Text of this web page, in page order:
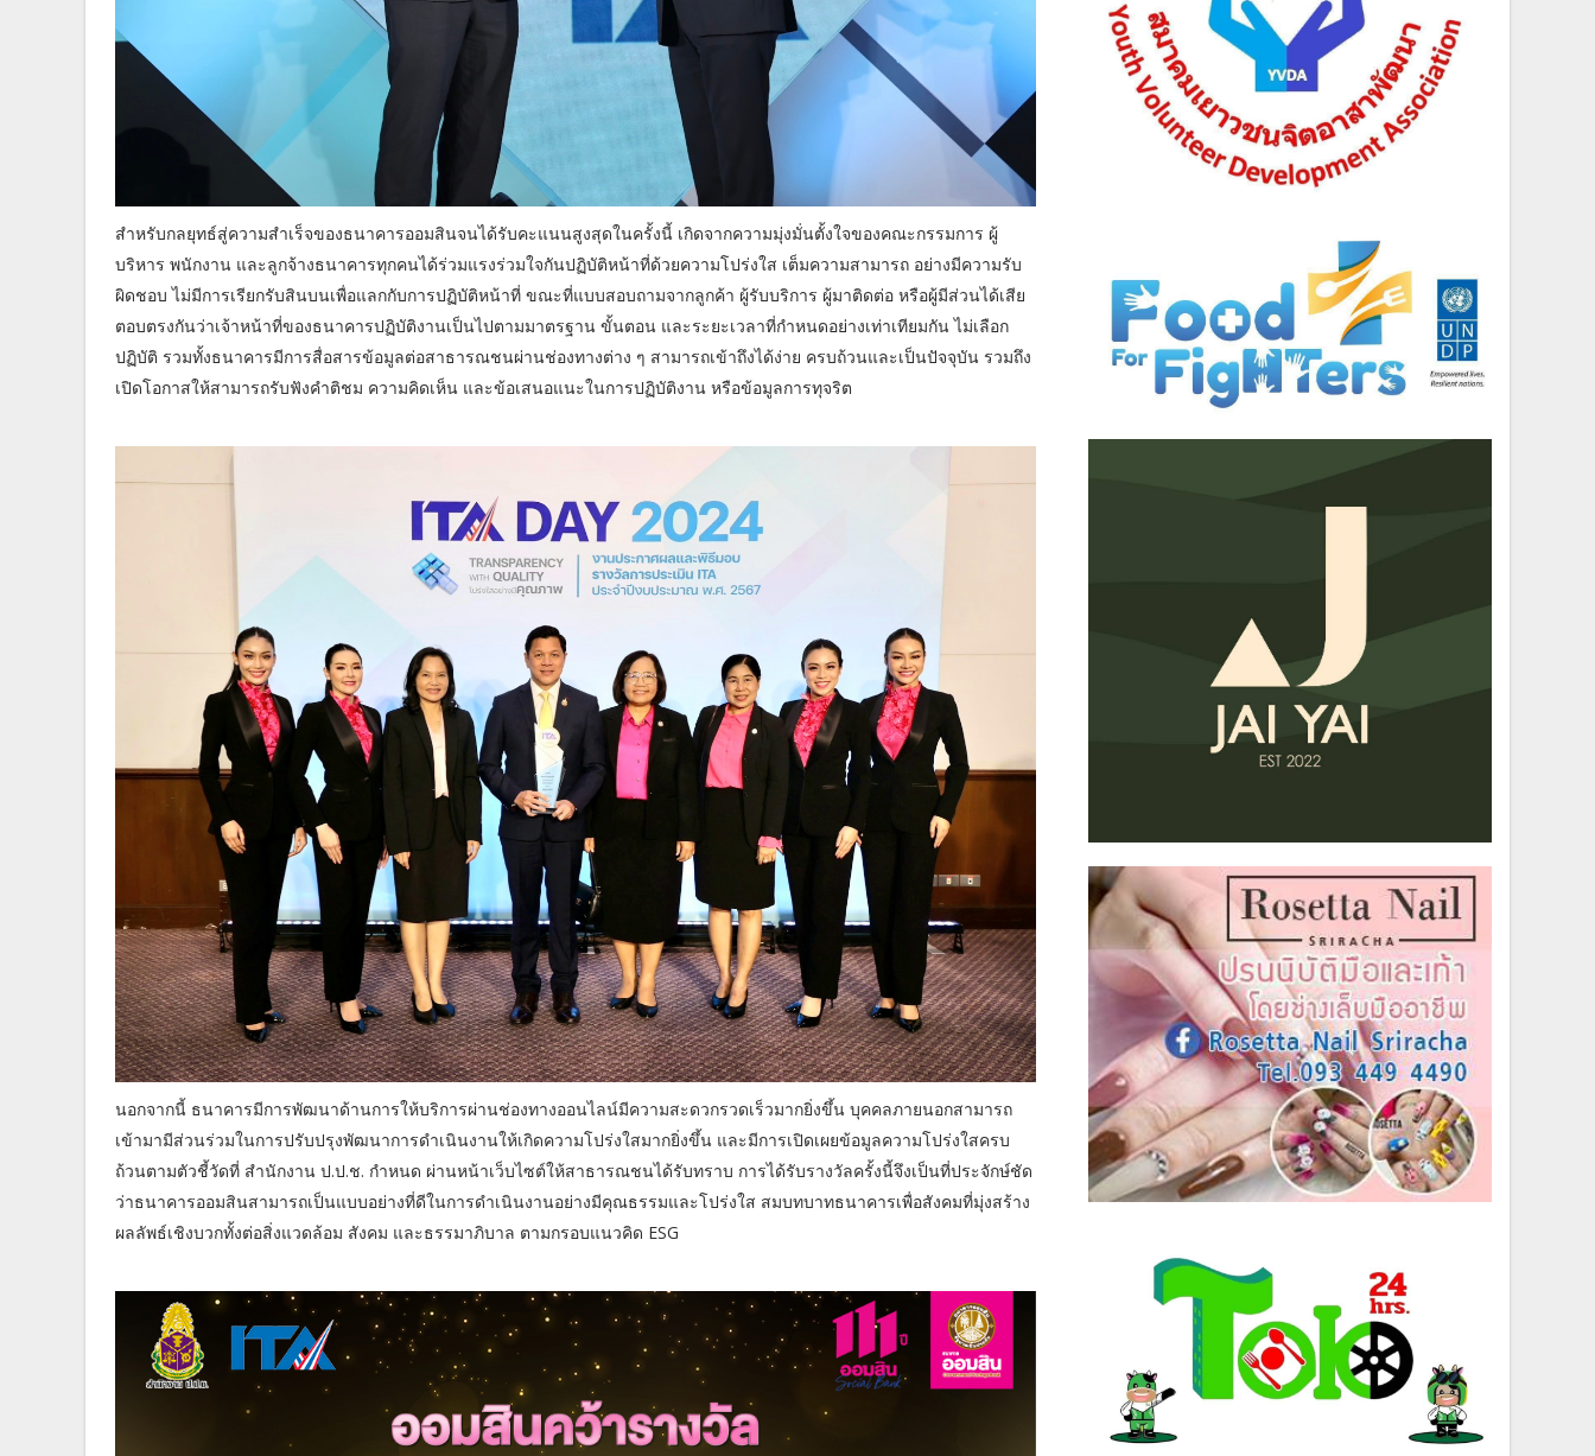
สำหรับกลยุทธ์สู่ความสำเร็จของธนาคารออมสินจนได้รับคะแนนสูงสุดในครั้งนี้ เกิดจากความมุ่งมั่นตั้งใจของคณะกรรมการ ผู้
บริหาร พนักงาน และลูกจ้างธนาคารทุกคนได้ร่วมแรงร่วมใจกันปฏิบัติหน้าที่ด้วยความโปร่งใส เต็มความสามารถ อย่างมีความรับ
ผิดชอบ ไม่มีการเรียกรับสินบนเพื่อแลกกับการปฏิบัติหน้าที่ ขณะที่แบบสอบถามจากลูกค้า ผู้รับบริการ ผู้มาติดต่อ หรือผู้มีส่วนได้เสีย
ตอบตรงกันว่าเจ้าหน้าที่ของธนาคารปฏิบัติงานเป็นไปตามมาตรฐาน ขั้นตอน และระยะเวลาที่กำหนดอย่างเท่าเทียมกัน ไม่เลือก
ปฏิบัติ รวมทั้งธนาคารมีการสื่อสารข้อมูลต่อสาธารณชนผ่านช่องทางต่าง ๆ สามารถเข้าถึงได้ง่าย ครบถ้วนและเป็นปัจจุบัน รวมถึง
เปิดโอกาสให้สามารถรับฟังคำติชม ความคิดเห็น และข้อเสนอแนะในการปฏิบัติงาน หรือข้อมูลการทุจริต
นอกจากนี้ ธนาคารมีการพัฒนาด้านการให้บริการผ่านช่องทางออนไลน์มีความสะดวกรวดเร็วมากยิ่งขึ้น บุคคลภายนอกสามารถ
เข้ามามีส่วนร่วมในการปรับปรุงพัฒนาการดำเนินงานให้เกิดความโปร่งใสมากยิ่งขึ้น และมีการเปิดเผยข้อมูลความโปร่งใสครบ
ถ้วนตามตัวชี้วัดที่ สำนักงาน ป.ป.ช. กำหนด ผ่านหน้าเว็บไซต์ให้สาธารณชนได้รับทราบ การได้รับรางวัลครั้งนี้จึงเป็นที่ประจักษ์ชัด
ว่าธนาคารออมสินสามารถเป็นแบบอย่างที่ดีในการดำเนินงานอย่างมีคุณธรรมและโปร่งใส สมบทบาทธนาคารเพื่อสังคมที่มุ่งสร้าง
ผลลัพธ์เชิงบวกทั้งต่อสิ่งแวดล้อม สังคม และธรรมาภิบาล ตามกรอบแนวคิด ESG